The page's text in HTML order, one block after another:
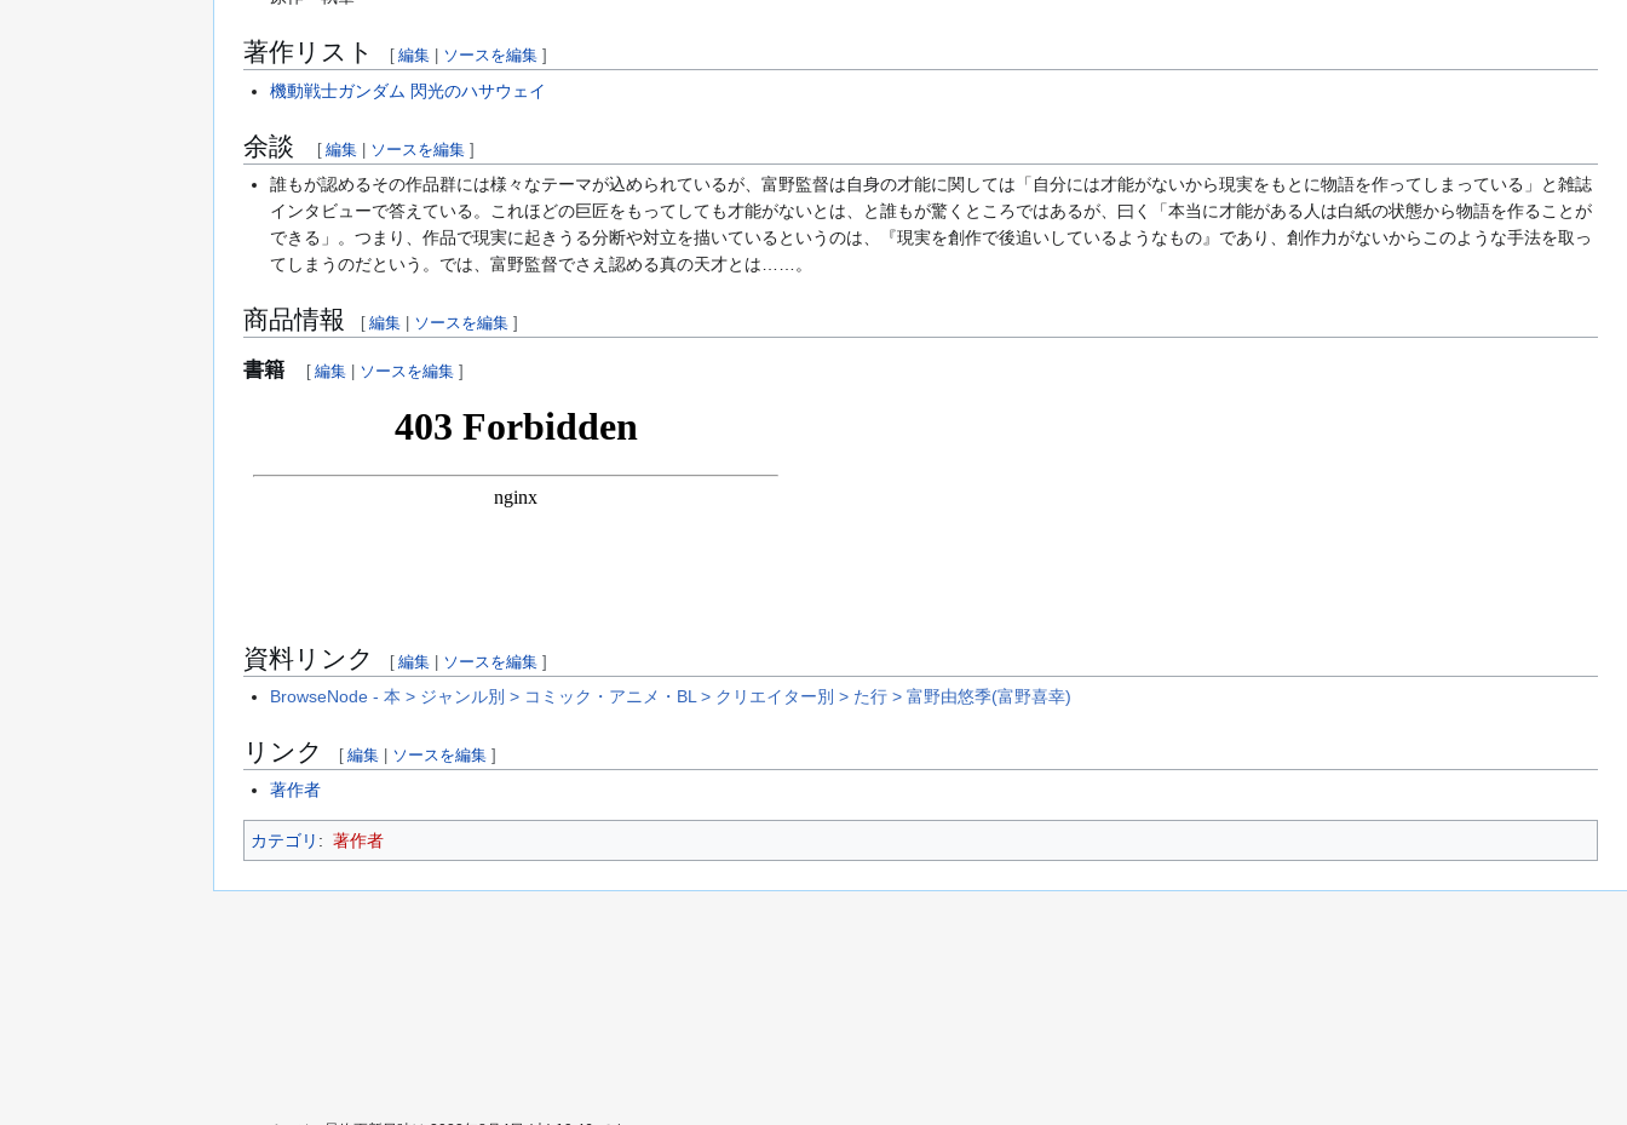
著作リスト [ 編集 ソースを編集 ]
機動戦士ガンダム 閃光のハサウェイ
余談 [ 編集 | ソースを編集 ]
誰もが認めるその作品群には様々なテーマが込められているが、富野監督は自身の才能に関しては「自分には才能がないから現実をもとに物語を作ってしまっている」と雑誌
インタビューで答えている。これほどの巨匠をもってしても才能がないとは、と誰もが驚くところではあるが、曰く「本当に才能がある人は白紙の状態から物語を作ることが
できる」。つまり、作品で現実に起きうる分断や対立を描いているというのは、『現実を創作で後追いしているようなもの』であり、創作力がないからこのような手法を取っ
てしまうのだという。では、富野監督でさえ認める真の天才とは……。
商品情報 [ 編集 ソースを編集 ]
書籍 [ 編集 | ソースを編集 ]
資料リンク [ 編集 | ソースを編集 ]
BrowseNode - 本 > ジャンル別 > コミック・アニメ・BL > クリエイター別 > た行 > 富野由悠季(富野喜幸)
リンク [ 編集 ソースを編集 ]
著作者
カテゴリ : 著作者